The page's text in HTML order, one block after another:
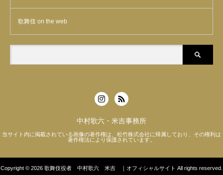
歌舞伎 on the web
中村歌六・米吉事務所
当サイト内に掲載されている画像の著作権は、松竹株式会社に帰属しており、その権利は
著作権法により保護されています。
Copyright © 2026 歌舞伎役者 中村歌六 米吉 ｜オフィシャルサイト All rights reserved.